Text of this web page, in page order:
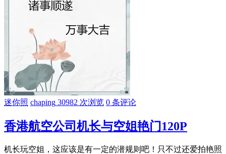
迷你照 chaping 30982 次浏览 0 条评论
香港航空公司机长与空姐艳门120P
机长玩空姐，这应该是有一定的潜规则吧！只不过还爱拍艳照